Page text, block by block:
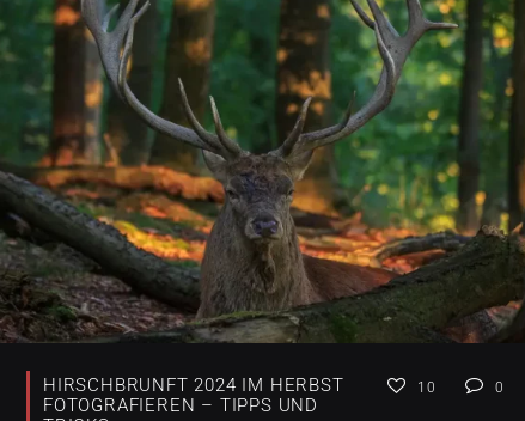
HIRSCHBRUNFT 2024 IM HERBST
FOTOGRAFIEREN – TIPPS UND
10 0